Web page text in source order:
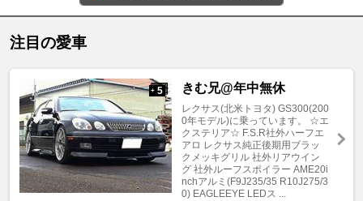
注目の愛車
+ 5 きむ兄@年中無休
レクサス(北米トヨタ) GS300(200
0年モデル)に乗っています。 ☆エ
クステリア☆ F.S.R社外ハーフエ
アロ レクサス純正後期用ブラッ
クメッキグリル 社外リアウイン
グ 社外ルーフスポイラー AME20i
nchアルミ(F9J235/35 R10J275/3
0) EAGLEEYE LEDス ...